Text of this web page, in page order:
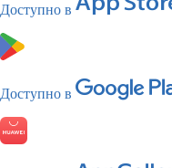
Доступно в
Доступно в